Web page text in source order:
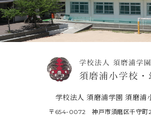
学校法人 須磨浦学園 須磨浦
〒654-0072 神戸市須磨区千守町2